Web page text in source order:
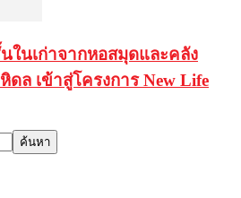
ในเก่าจากหอสมุดและคลัง
ล เข้าสู่โครงการ New Life